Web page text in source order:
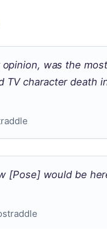
opinion, was the
TV character death
[Pose] would be